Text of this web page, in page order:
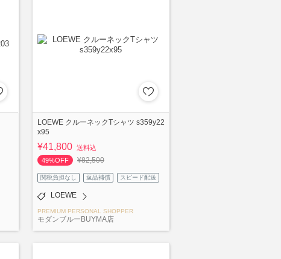
LOEWE クルーネックTシャツ s359y22
x95
¥41,800 送料込
49%OFF
¥82,500
関税負担なし 返品補償 スピード配送
LOEWE
PREMIUM PERSONAL SHOPPER
モダンブルーBUYMA店